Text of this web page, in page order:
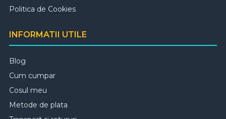
Politica de Cookies
INFORMATII UTILE
Blog
Cum cumpar
Cosul meu
Metode de plata